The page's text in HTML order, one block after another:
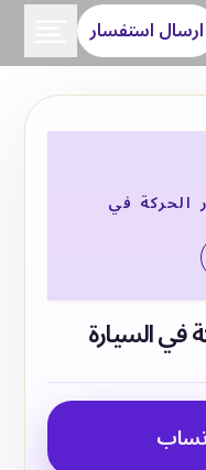
ارسال استفسار
الحركة في
في السيارة